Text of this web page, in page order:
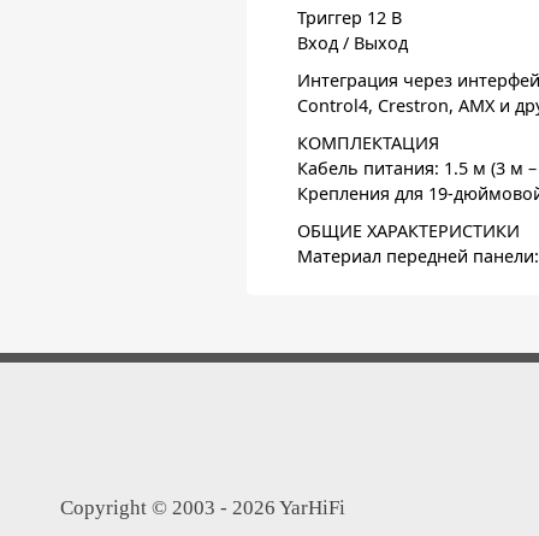
Триггер 12 В
Вход / Выход
Интеграция через
Control4, Crestron, AMX и
КОМПЛЕКТАЦИЯ
Кабель питания: 1.5 м (3 м
Крепления для 19-
ОБЩИЕ ХАРАКТЕРИСТИКИ
Материал передней
Copyright © 2003 - 2026 YarHiFi